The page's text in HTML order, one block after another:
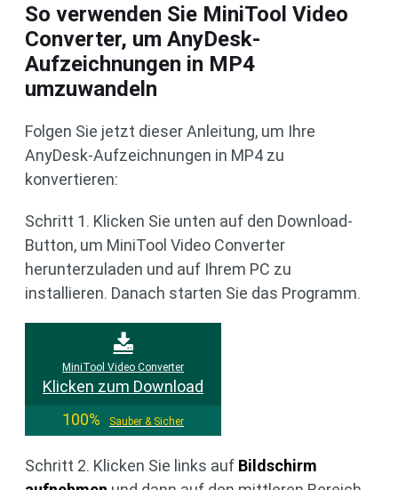
So verwenden Sie MiniTool Video
Converter, um AnyDesk-
Aufzeichnungen in MP4
umzuwandeln
Folgen Sie jetzt dieser Anleitung, um Ihre
AnyDesk-Aufzeichnungen in MP4 zu
konvertieren:
Schritt 1. Klicken Sie unten auf den Download-
Button, um MiniTool Video Converter
herunterzuladen und auf Ihrem PC zu
installieren. Danach starten Sie das Programm.
MiniTool Video Converter
Klicken zum Download
100%
Sauber & Sicher
Schritt 2. Klicken Sie links auf Bildschirm